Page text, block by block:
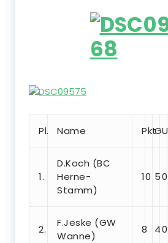
Pl. Name PktGU
1.
D.Koch (BC
Herne-
Stamm)
10 50
2.
F.Jeske (GW
Wanne)
8 40